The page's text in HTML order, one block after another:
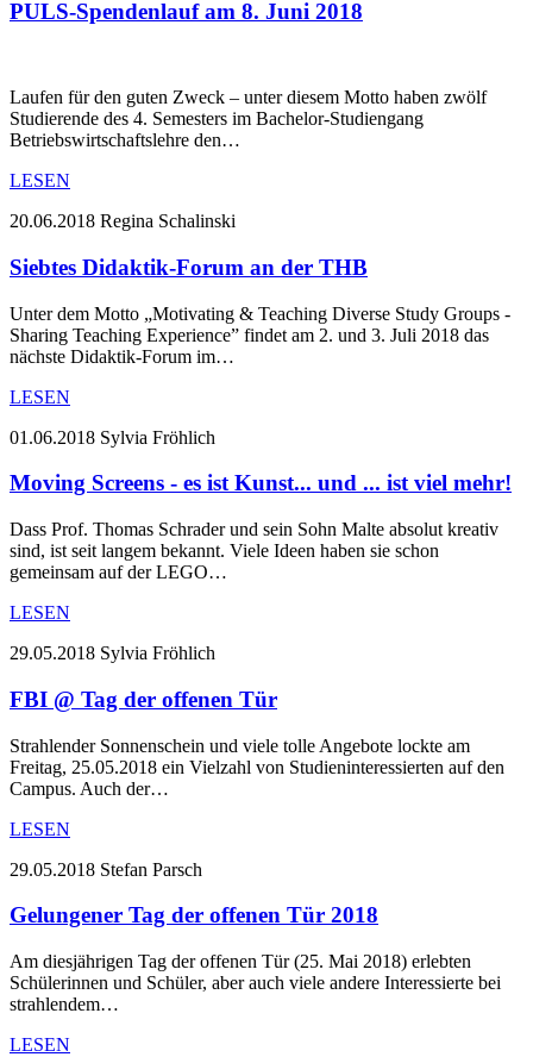
PULS-Spendenlauf am 8. Juni 2018
Laufen für den guten Zweck – unter diesem Motto haben zwölf
Studierende des 4. Semesters im Bachelor-Studiengang
Betriebswirtschaftslehre den…
LESEN
20.06.2018 Regina Schalinski
Siebtes Didaktik-Forum an der THB
Unter dem Motto „Motivating & Teaching Diverse Study Groups -
Sharing Teaching Experience” findet am 2. und 3. Juli 2018 das
nächste Didaktik-Forum im…
LESEN
01.06.2018 Sylvia Fröhlich
Moving Screens - es ist Kunst... und ... ist viel mehr!
Dass Prof. Thomas Schrader und sein Sohn Malte absolut kreativ
sind, ist seit langem bekannt. Viele Ideen haben sie schon
gemeinsam auf der LEGO…
LESEN
29.05.2018 Sylvia Fröhlich
FBI @ Tag der offenen Tür
Strahlender Sonnenschein und viele tolle Angebote lockte am
Freitag, 25.05.2018 ein Vielzahl von Studieninteressierten auf den
Campus. Auch der…
LESEN
29.05.2018 Stefan Parsch
Gelungener Tag der offenen Tür 2018
Am diesjährigen Tag der offenen Tür (25. Mai 2018) erlebten
Schülerinnen und Schüler, aber auch viele andere Interessierte bei
strahlendem…
LESEN